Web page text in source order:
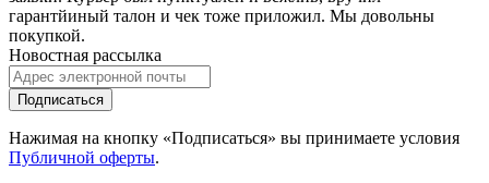
гарантйиный талон и чек тоже приложил. Мы дoвольны
покупкой.
Новостная рассылка
Подписаться
Нажимая на кнопку «Подписаться» вы принимаете условия
Публичной оферты.